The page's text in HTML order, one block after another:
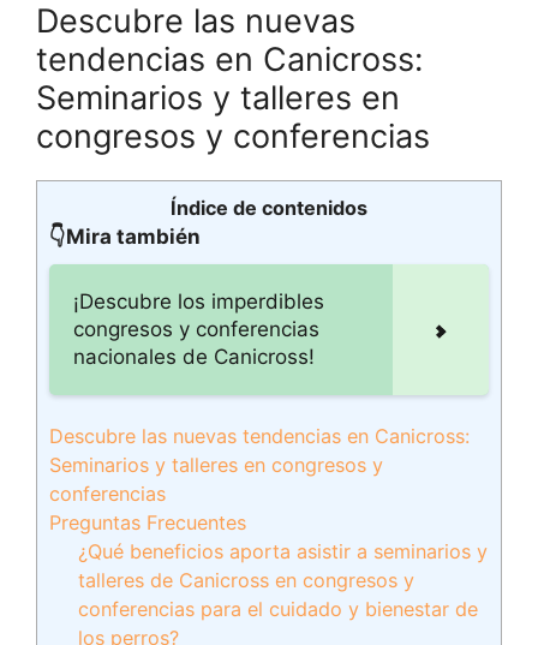
Descubre las nuevas
tendencias en Canicross:
Seminarios y talleres en
congresos y conferencias
Índice de contenidos
👇Mira también
¡Descubre los imperdibles
congresos y conferencias
nacionales de Canicross!
Descubre las nuevas tendencias en Canicross:
Seminarios y talleres en congresos y
conferencias
Preguntas Frecuentes
¿Qué beneficios aporta asistir a seminarios y
talleres de Canicross en congresos y
conferencias para el cuidado y bienestar de
los perros?